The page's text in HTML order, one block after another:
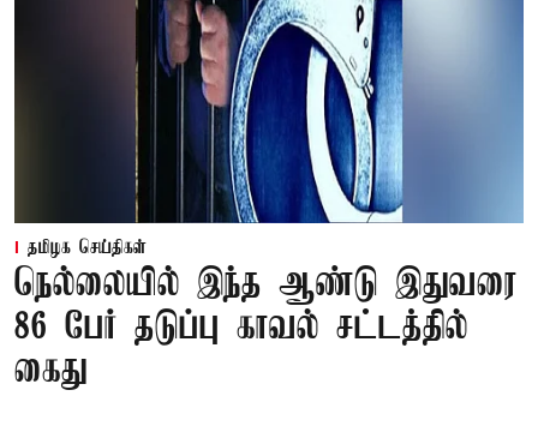
தமிழக செய்திகள்
நெல்லையில் இந்த ஆண்டு இதுவரை
86 பேர் தடுப்பு காவல் சட்டத்தில்
கைது